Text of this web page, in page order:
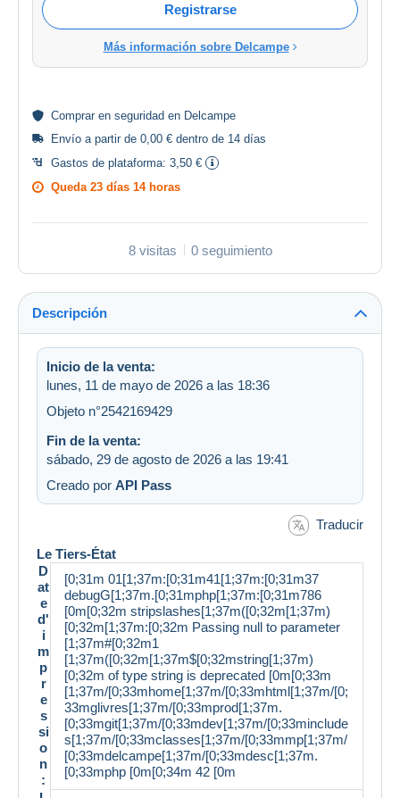
Registrarse
Más información sobre Delcampe
Comprar en seguridad en Delcampe
Envío a partir de 0,00 € dentro de 14 días
Gastos de plataforma: 3,50 €
Queda 23 días 14 horas
8 visitas 0 seguimiento
Descripción
Inicio de la venta:
lunes, 11 de mayo de 2026 a las 18:36
Objeto n°2542169429
Fin de la venta:
sábado, 29 de agosto de 2026 a las 19:41
Creado por API Pass
Traducir
Le Tiers-État
D
at
e
d'
i
m
p
r
e
s
si
o
n
:
[0;31m 01[1;37m:[0;31m41[1;37m:[0;31m37
debugG[1;37m.[0;31mphp[1;37m:[0;31m786
[0m[0;32m stripslashes[1;37m([0;32m[1;37m)
[0;32m[1;37m:[0;32m Passing null to parameter
[1;37m#[0;32m1
[1;37m([0;32m[1;37m$[0;32mstring[1;37m)
[0;32m of type string is deprecated [0m[0;33m
[1;37m/[0;33mhome[1;37m/[0;33mhtml[1;37m/[0;
33mglivres[1;37m/[0;33mprod[1;37m.
[0;33mgit[1;37m/[0;33mdev[1;37m/[0;33minclude
s[1;37m/[0;33mclasses[1;37m/[0;33mmp[1;37m/
[0;33mdelcampe[1;37m/[0;33mdesc[1;37m.
[0;33mphp [0m[0;34m 42 [0m